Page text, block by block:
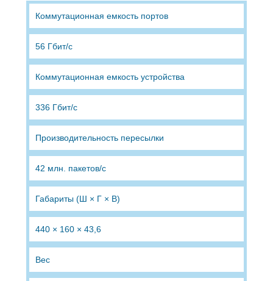
Коммутационная емкость портов
56 Гбит/с
Коммутационная емкость устройства
336 Гбит/с
Производительность пересылки
42 млн. пакетов/с
Габариты (Ш × Г × В)
440 × 160 × 43,6
Вес